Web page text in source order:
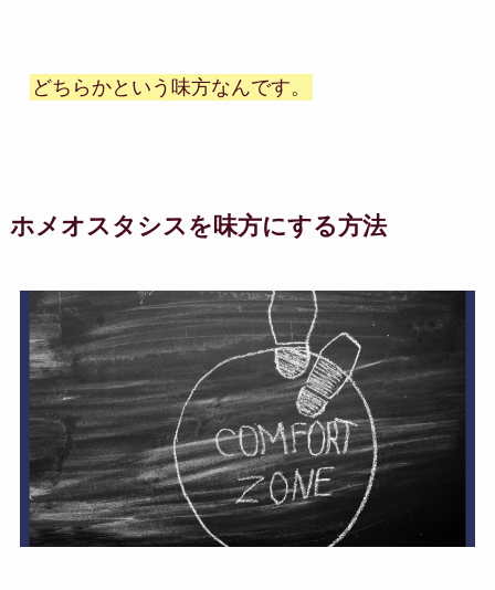
どちらかという味方なんです。
ホメオスタシスを味方にする方法